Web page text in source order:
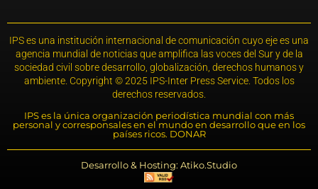
IPS es una institución internacional de comunicación cuyo eje es una
agencia mundial de noticias que amplifica las voces del Sur y de la
sociedad civil sobre desarrollo, globalización, derechos humanos y
ambiente. Copyright © 2025 IPS-Inter Press Service. Todos los
derechos reservados.
IPS es la única organización periodística mundial con más
personal y corresponsales en el mundo en desarrollo que en los
países ricos. DONAR
Desarrollo & Hosting: Atiko.Studio